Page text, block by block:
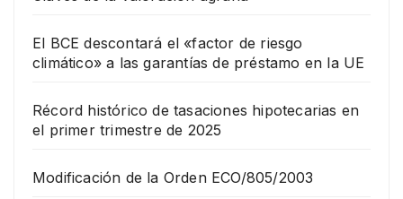
El BCE descontará el «factor de riesgo
climático» a las garantías de préstamo en la UE
Récord histórico de tasaciones hipotecarias en
el primer trimestre de 2025
Modificación de la Orden ECO/805/2003